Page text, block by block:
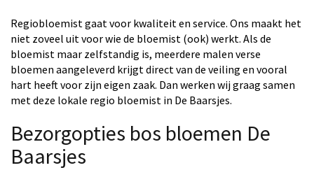
Regiobloemist gaat voor kwaliteit en service. Ons maakt het
niet zoveel uit voor wie de bloemist (ook) werkt. Als de
bloemist maar zelfstandig is, meerdere malen verse
bloemen aangeleverd krijgt direct van de veiling en vooral
hart heeft voor zijn eigen zaak. Dan werken wij graag samen
met deze lokale regio bloemist in De Baarsjes.
Bezorgopties bos bloemen De
Baarsjes